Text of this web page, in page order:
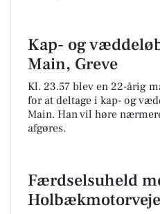
Kap- og
Main, Greve
Kl. 23.57 blev en 22-årig
for at deltage i kap- og
Main. Han vil høre
afgøres.
Færdselsuheld